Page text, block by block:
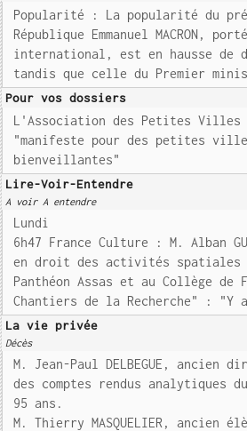
Popularité : La popularité du
République Emmanuel MACRON,
international, est en hausse de
tandis que celle du Premier
Pour vos dossiers
L'Association des Petites Villes
"manifeste pour des petites
bienveillantes"
Lire-Voir-Entendre
A voir A entendre
Lundi
6h47 France Culture : M. Alban
en droit des activités
Panthéon Assas et au Collège de
Chantiers de la Recherche" :
La vie privée
Décès
M. Jean-Paul DELBEGUE, ancien
des comptes rendus analytiques
95 ans.
M. Thierry MASQUELIER, ancien